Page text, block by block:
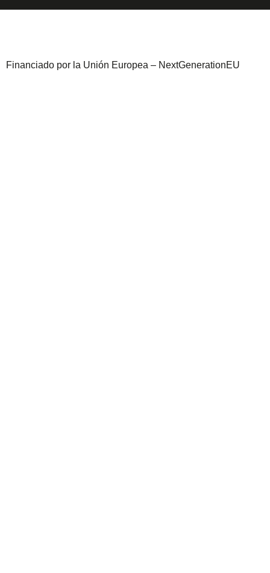
Financiado por la Unión Europea – NextGenerationEU